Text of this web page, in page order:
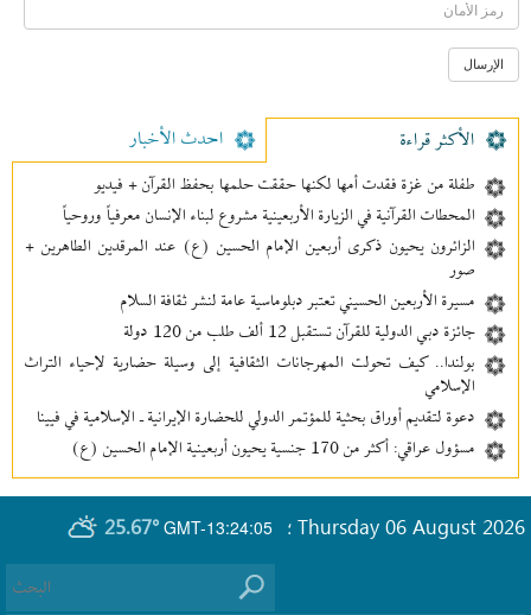
الأکثر قراءة احدث الأخبار
طفلة من غزة فقدت أمها لكنها حققت حلمها بحفظ القرآن + فيديو
المحطات القرآنية في الزيارة الأربعينية مشروع لبناء الإنسان معرفیاً وروحياً
الزائرون يحيون ذكرى أربعين الإمام الحسين (ع) عند المرقدين الطاهرين +
صور
مسيرة الأربعين الحسيني تعتبر دبلوماسية عامة لنشر ثقافة السلام
جائزة دبي الدولية للقرآن تستقبل 12 ألف طلب من 120 دولة
بولندا.. كيف تحولت المهرجانات الثقافية إلى وسيلة حضارية لإحياء التراث
الإسلامي
دعوة لتقديم أوراق بحثية للمؤتمر الدولي للحضارة الإيرانية ـ الإسلامية في فيينا
مسؤول عراقي: أكثر من 170 جنسية يحيون أربعينية الإمام الحسين (ع)
GMT-13:24:05
25.67° Thursday 06 August 2026 ؛